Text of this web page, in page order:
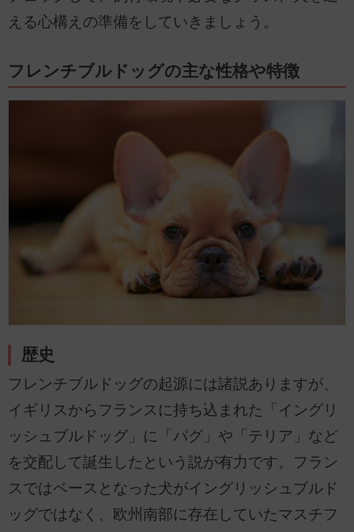
える心構えの準備をしていきましょう。
フレンチブルドッグの主な性格や特徴
歴史
フレンチブルドッグの起源には諸説ありますが、
イギリスからフランスに持ち込まれた「イングリ
ッシュブルドッグ」に「パグ」や「テリア」など
を交配して誕生したという説が有力です。フラン
スではベースとなった犬がイングリッシュブルド
ッグではなく、欧州南部に存在していたマスチフ